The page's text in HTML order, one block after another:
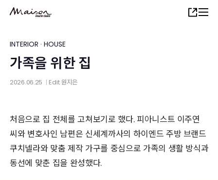
content
Share
INTERIOR · HOUSE
가족을 위한 집
2026.06.25 Edit원지은
처음으로 집 전체를 고쳐보기로 했다. 피아니스트 이주연
씨와 변호사인 남편은 신세계까사의 하이엔드 주방 브랜드
쿠치넬라와 맞춤 제작 가구를 중심으로 가족의 생활 방식과
동선에 맞춘 집을 완성했다.